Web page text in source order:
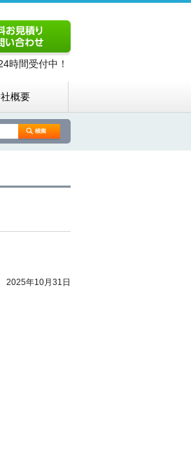
時間受付中！
概要
2025年10月31日